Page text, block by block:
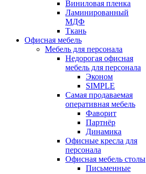
Виниловая пленка
Ламинированный
МДФ
Ткань
Офисная мебель
Мебель для персонала
Недорогая офисная
мебель для персонала
Эконом
SIMPLE
Самая продаваемая
оперативная мебель
Фаворит
Партнёр
Динамика
Офисные кресла для
персонала
Офисная мебель столы
Письменные